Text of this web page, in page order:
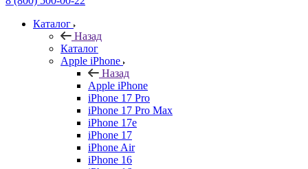
Каталог
Назад
Каталог
Apple iPhone
Назад
Apple iPhone
iPhone 17 Pro
iPhone 17 Pro Max
iPhone 17e
iPhone 17
iPhone Air
iPhone 16